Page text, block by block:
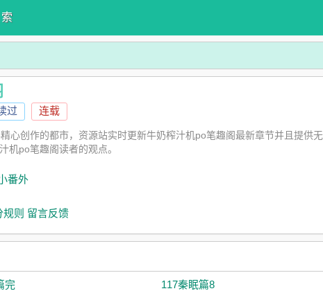
过 连载
心创作的都市，资源站实时更新牛奶榨汁机po笔趣阁最新章节并且提供
机po笔趣阁读者的观点。
番外
则 留言反馈
完 117秦眠篇8